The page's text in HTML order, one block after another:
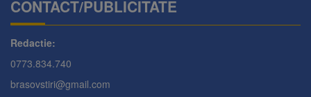
CONTACT/PUBLICITATE
Redactie:
0773.834.740
brasovstiri@gmail.com